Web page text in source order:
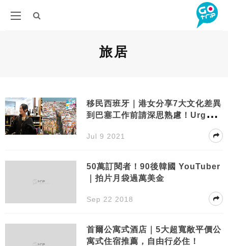
旅居
移民西班牙｜港女分享7大文化差異
到巴塞工作前請深思熟慮！Urgent
Jul 9 2021
50萬訂閱者！90後韓國 YouTuber
｜拍片月袋過萬美金
Sep 22 2018
首爾公寓式酒店｜5大超寬敞平價公
寓式住宿推薦，自由行必住！